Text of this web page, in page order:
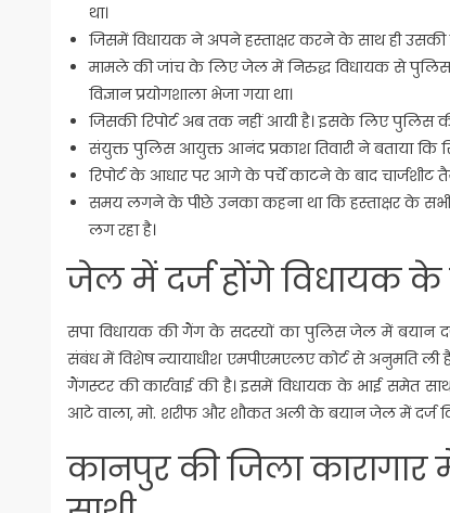
था।
जिसमें विधायक ने अपने हस्ताक्षर करने के साथ ही उसकी
मामले की जांच के लिए जेल में निरुद्ध विधायक से पुलिस ने
विज्ञान प्रयोगशाला भेजा गया था।
जिसकी रिपोर्ट अब तक नहीं आयी है। इसके लिए पुलिस
संयुक्त पुलिस आयुक्त आनंद प्रकाश तिवारी ने बताया कि
रिपोर्ट के आधार पर आगे के पर्चे काटने के बाद चार्जशीट
समय लगने के पीछे उनका कहना था कि हस्ताक्षर के सभी
लग रहा है।
जेल में दर्ज होंगे विधायक
सपा विधायक की गैंग के सदस्यों का पुलिस जेल में बयान
संबंध में विशेष न्यायाधीश एमपीएमएलए कोर्ट से अनुमति
गैंगस्टर की कार्रवाई की है। इसमें विधायक के भाई समेत
आटे वाला, मो. शरीफ और शौकत अली के बयान जेल में दर्ज
कानपुर की जिला